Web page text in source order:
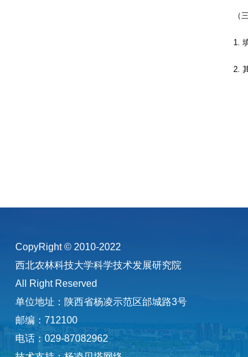
（三
1. 填
2. 其
CopyRight © 2010-2022
西北农林科技大学科学技术发展研究院
All Right Reserved
单位地址：陕西省杨凌示范区邰城路3号
邮编：712100
电话：029-87082962